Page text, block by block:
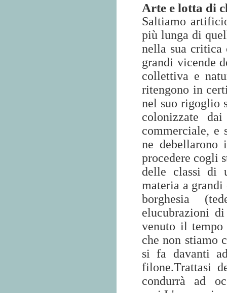
Arte e lotta di
Saltiamo
più lunga di
nella sua
grandi vicende
collettiva e
ritengono in
nel suo rigoglio
colonizzate
commerciale, e
ne
procedere cogli
delle classi di
materia a
borghesia
elucubrazioni
venuto il
che non stiamo
si fa davanti
filone.Trattasi
condurrà ad